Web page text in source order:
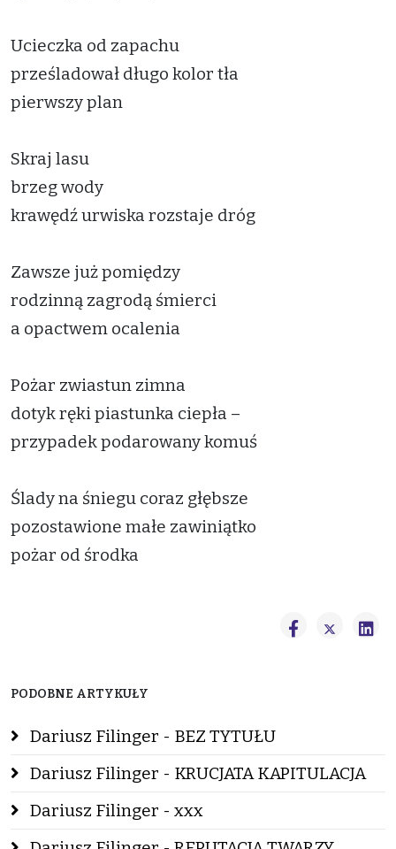
Ucieczka od zapachu
prześladował długo kolor tła
pierwszy plan
Skraj lasu
brzeg wody
krawędź urwiska rozstaje dróg
Zawsze już pomiędzy
rodzinną zagrodą śmierci
a opactwem ocalenia
Pożar zwiastun zimna
dotyk ręki piastunka ciepła –
przypadek podarowany komuś
Ślady na śniegu coraz głębsze
pozostawione małe zawiniątko
pożar od środka
PODOBNE ARTYKUŁY
Dariusz Filinger - BEZ TYTUŁU
Dariusz Filinger - KRUCJATA KAPITULACJA
Dariusz Filinger - xxx